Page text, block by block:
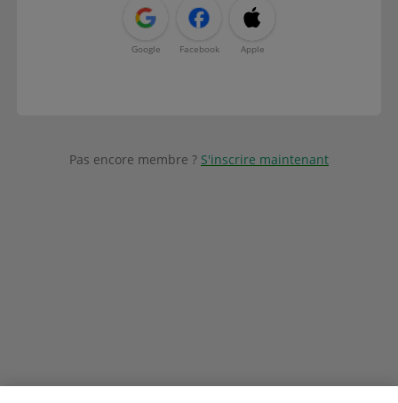
Google Facebook Apple
Pas encore membre ? S'inscrire maintenant